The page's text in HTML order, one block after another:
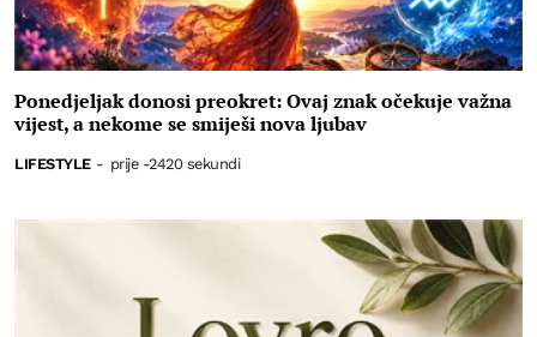
Ponedjeljak donosi preokret: Ovaj znak očekuje važna
vijest, a nekome se smiješi nova ljubav
LIFESTYLE - prije -2420 sekundi